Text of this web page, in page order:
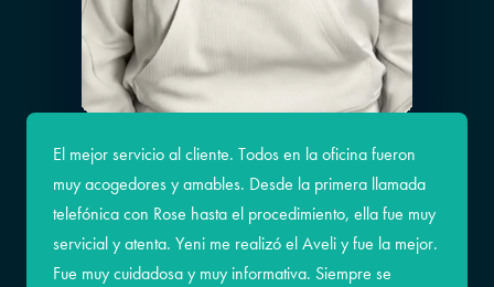
El mejor servicio al cliente. Todos en la oficina fueron
muy acogedores y amables. Desde la primera llamada
telefónica con Rose hasta el procedimiento, ella fue muy
servicial y atenta. Yeni me realizó el Aveli y fue la mejor.
Fue muy cuidadosa y muy informativa. Siempre se